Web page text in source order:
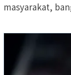
masyarakat,